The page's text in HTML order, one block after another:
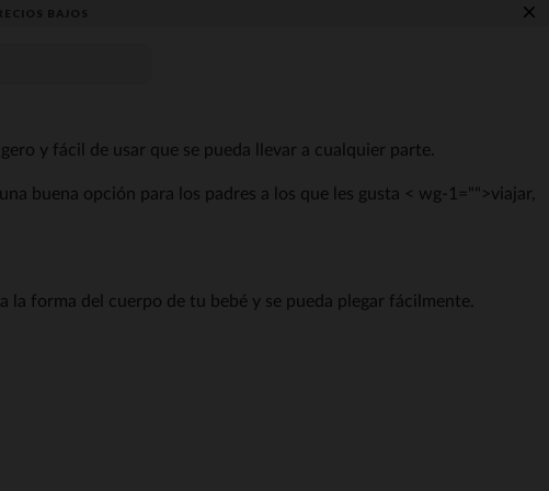
BAJOS ×
y fácil de usar que se pueda llevar a cualquier parte.
buena opción para los padres a los que les gusta < wg-1="">viajar,
la forma del cuerpo de tu bebé y se pueda plegar fácilmente.